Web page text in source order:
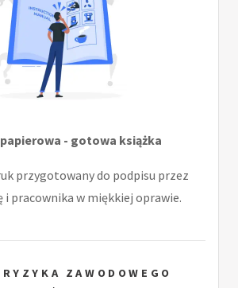
- gotowa książka
przygotowany do podpisu przez
i pracownika w miękkiej oprawie.
ZAWODOWEGO